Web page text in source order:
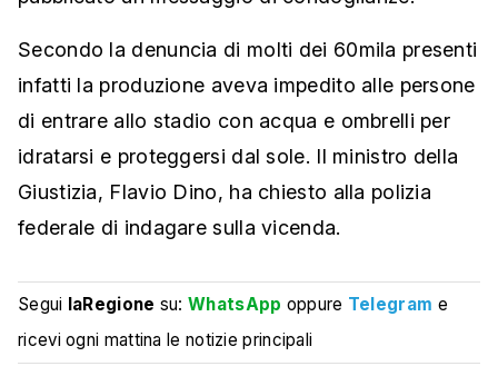
Secondo la denuncia di molti dei 60mila presenti
infatti la produzione aveva impedito alle persone
di entrare allo stadio con acqua e ombrelli per
idratarsi e proteggersi dal sole. Il ministro della
Giustizia, Flavio Dino, ha chiesto alla polizia
federale di indagare sulla vicenda.
Segui laRegione su:WhatsApp oppure Telegram e
ricevi ogni mattina le notizie principali